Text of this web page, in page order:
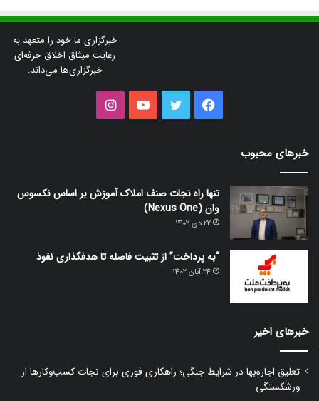
خبرگزاری ما خود را متعهد به
رعایت میثاق اخلاق حرفه‌ای
خبرگزاری‌ها می‌داند.
فیس
توییتر یوتیوب
خبرهای محبوب
تنها راه نجات صنف املاک آموزش بر اساس نکسوس
وان (Nexus One)
22 دی 1402
“به پرداخت” از تثبیت فاصله تا هدفگذاری نفوذ
24 آبان 1402
خبرهای اخیر
تعلیق اجاره‌بها در شرایط جنگی؛ راهکاری فوری برای نجات کسب‌وکارها از
ورشکستگی